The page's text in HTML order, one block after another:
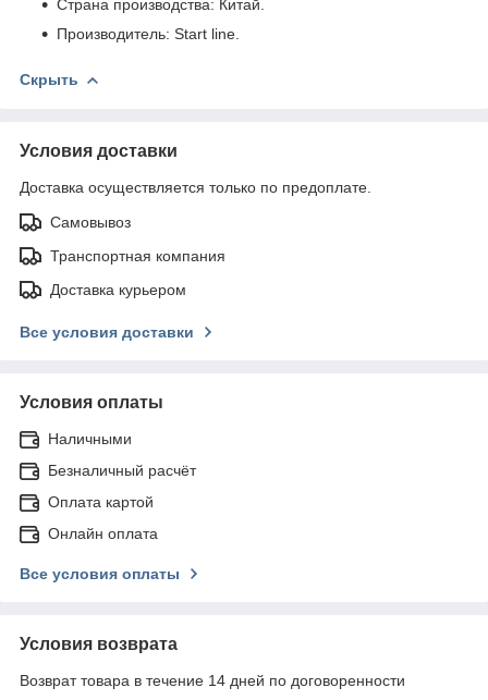
Страна производства: Китай.
Производитель: Start line.
Скрыть
Условия доставки
Доставка осуществляется только по предоплате.
Самовывоз
Транспортная компания
Доставка курьером
Все условия доставки
Условия оплаты
Наличными
Безналичный расчёт
Оплата картой
Онлайн оплата
Все условия оплаты
Условия возврата
Возврат товара в течение 14 дней по договоренности